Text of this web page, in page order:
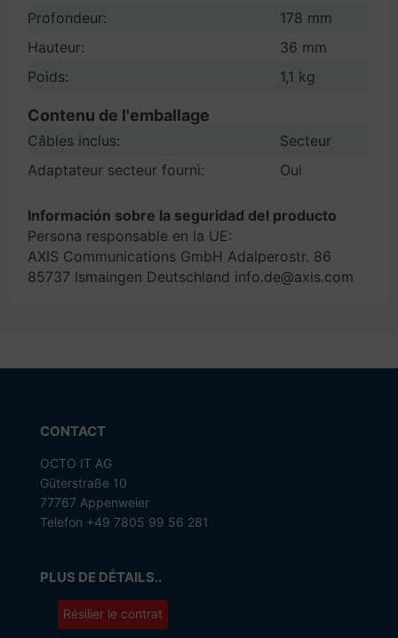
Profondeur:
178 mm
Hauteur:
36 mm
Poids:
1,1 kg
Contenu de l'emballage
Câbles inclus:
Secteur
Adaptateur secteur fourni:
Oui
Información sobre la seguridad del producto
Persona responsable en la UE:
AXIS Communications GmbH Adalperostr. 86
85737 Ismaingen Deutschland info.de@axis.com
CONTACT
OCTO IT AG
Güterstraße 10
77767 Appenweier
Telefon +49 7805 99 56 281
PLUS DE DÉTAILS..
Résilier le contrat